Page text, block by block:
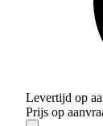
Levertijd op
Prijs op